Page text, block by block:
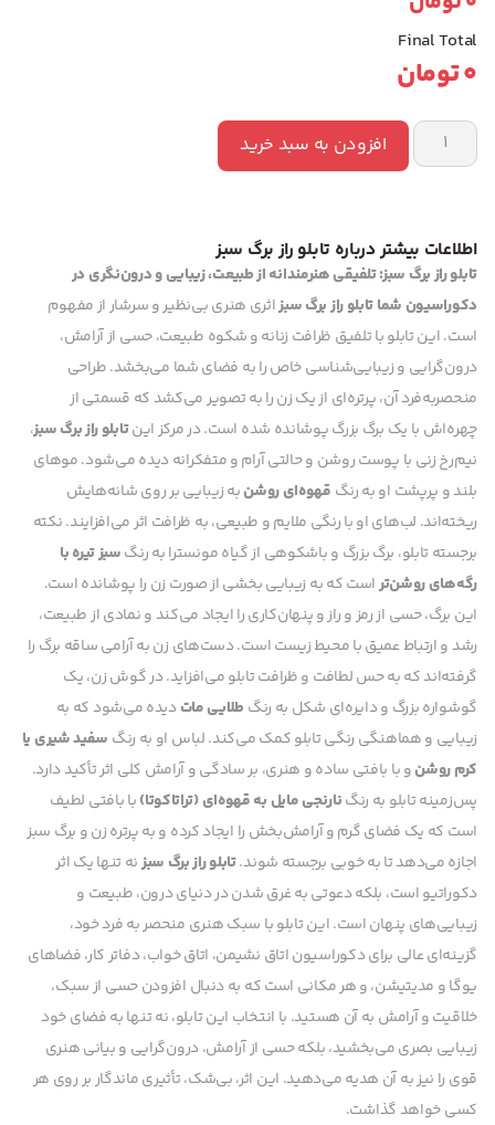
Final Total
0تومان
افزودن به سبد خرید
اطلاعات بیشتر درباره تابلو راز برگ سبز
تابلو راز برگ سبز: تلفیقی هنرمندانه از طبیعت، زیبایی و درون‌نگری در
دکوراسیون شماتابلو راز برگ سبزاثری هنری بی‌نظیر و سرشار از مفهوم
است. این تابلو با تلفیق ظرافت زنانه و شکوه طبیعت، حسی از آرامش،
درون‌گرایی و زیبایی‌شناسی خاص را به فضای شما می‌بخشد. طراحی
منحصربه‌فرد آن، پرتره‌ای از یک زن را به تصویر می‌کشد که قسمتی از
چهره‌اش با یک برگ بزرگ پوشانده شده است. در مرکز اینتابلو راز برگ سبز،
نیم‌رخ زنی با پوست روشن و حالتی آرام و متفکرانه دیده می‌شود. موهای
بلند و پرپشت او به رنگ قهوه‌ای روشنبه زیبایی بر روی شانه‌هایش
ریخته‌اند. لب‌های او با رنگی ملایم و طبیعی، به ظرافت اثر می‌افزایند. نکته
برجسته تابلو، برگ بزرگ و باشکوهی از گیاه مونسترا به رنگسبز تیره با
رگه‌های روشن‌تراست که به زیبایی بخشی از صورت زن را پوشانده است.
این برگ، حسی از رمز و راز و پنهان‌کاری را ایجاد می‌کند و نمادی از طبیعت،
رشد و ارتباط عمیق با محیط زیست است. دست‌های زن به آرامی ساقه برگ را
گرفته‌اند که به حس لطافت و ظرافت تابلو می‌افزاید. در گوش زن، یک
گوشواره بزرگ و دایره‌ای شکل به رنگ طلایی مات دیده می‌شود که به
زیبایی و هماهنگی رنگی تابلو کمک می‌کند. لباس او به رنگ سفید شیری یا
کرم روشنو با بافتی ساده و هنری، بر سادگی و آرامش کلی اثر تأکید دارد.
پس‌زمینه تابلو به رنگنارنجی مایل به قهوه‌ای (تراتاکوتا)با بافتی لطیف
است که یک فضای گرم و آرامش‌بخش را ایجاد کرده و به پرتره زن و برگ سبز
اجازه می‌دهد تا به خوبی برجسته شوند.تابلو راز برگ سبزنه تنها یک اثر
دکوراتیو است، بلکه دعوتی به غرق شدن در دنیای درون، طبیعت و
زیبایی‌های پنهان است. این تابلو با سبک هنری منحصر به فرد خود،
گزینه‌ای عالی برای دکوراسیون اتاق نشیمن، اتاق خواب، دفاتر کار، فضاهای
یوگا و مدیتیشن، و هر مکانی است که به دنبال افزودن حسی از سبک،
خلاقیت و آرامش به آن هستید. با انتخاب این تابلو، نه تنها به فضای خود
زیبایی بصری می‌بخشید، بلکه حسی از آرامش، درون‌گرایی و بیانی هنری
قوی را نیز به آن هدیه می‌دهید. این اثر، بی‌شک، تأثیری ماندگار بر روی هر
کسی خواهد گذاشت.